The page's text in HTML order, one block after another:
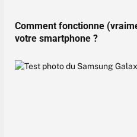
Comment fonctionne
votre smartphone ?